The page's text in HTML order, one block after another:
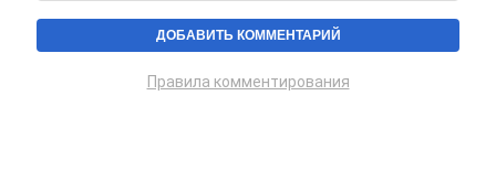
Правила комментирования